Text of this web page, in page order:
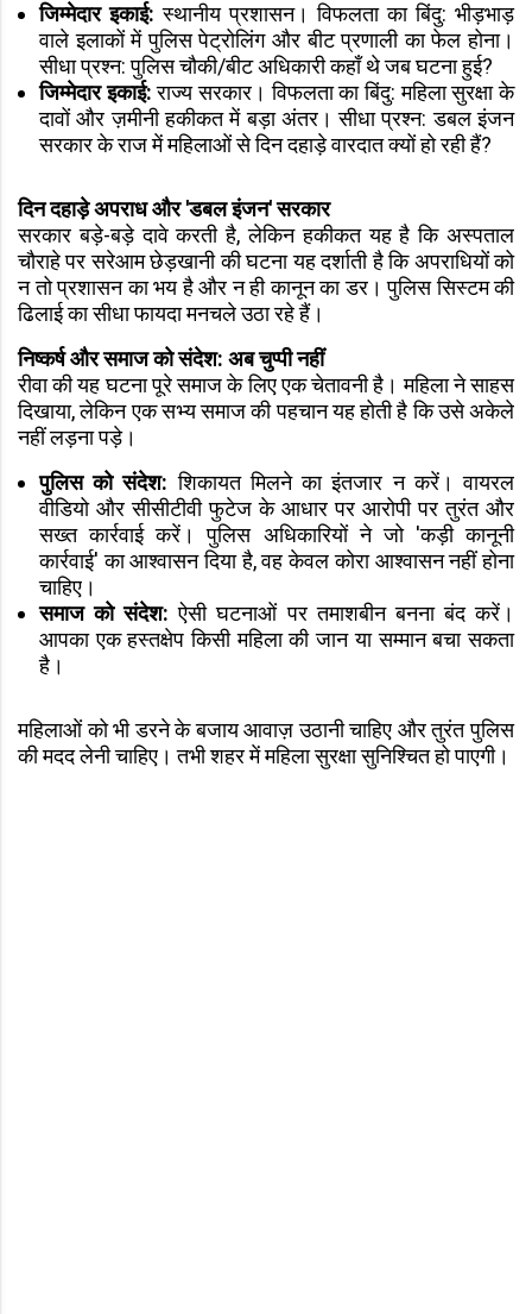
जिम्मेदार इकाई:स्थानीय प्रशासन। विफलता का बिंदु: भीड़भाड़
वाले इलाकों में पुलिस पेट्रोलिंग और बीट प्रणाली का फेल होना।
सीधा प्रश्न: पुलिस चौकी/बीट अधिकारी कहाँ थे जब घटना हुई?
जिम्मेदार इकाई:राज्य सरकार। विफलता का बिंदु: महिला सुरक्षा के
दावों और ज़मीनी हकीकत में बड़ा अंतर। सीधा प्रश्न: डबल इंजन
सरकार के राज में महिलाओं से दिन दहाड़े वारदात क्यों हो रही हैं?
दिन दहाड़े अपराध और 'डबल इंजन' सरकार
सरकार बड़े-बड़े दावे करती है, लेकिन हकीकत यह है कि अस्पताल
चौराहे पर सरेआम छेड़खानी की घटना यह दर्शाती है कि अपराधियों को
न तो प्रशासन का भय है और न ही कानून का डर। पुलिस सिस्टम की
ढिलाई का सीधा फायदा मनचले उठा रहे हैं।
निष्कर्ष और समाज को संदेश: अब चुप्पी नहीं
रीवा की यह घटना पूरे समाज के लिए एक चेतावनी है। महिला ने साहस
दिखाया, लेकिन एक सभ्य समाज की पहचान यह होती है कि उसे अकेले
नहीं लड़ना पड़े।
पुलिस को संदेश: शिकायत मिलने का इंतजार न करें। वायरल
वीडियो और सीसीटीवी फुटेज के आधार पर आरोपी पर तुरंत और
सख्त कार्रवाई करें। पुलिस अधिकारियों ने जो 'कड़ी कानूनी
कार्रवाई' का आश्वासन दिया है, वह केवल कोरा आश्वासन नहीं होना
चाहिए।
समाज को संदेश: ऐसी घटनाओं पर तमाशबीन बनना बंद करें।
आपका एक हस्तक्षेप किसी महिला की जान या सम्मान बचा सकता
है।
महिलाओं को भी डरने के बजाय आवाज़ उठानी चाहिए और तुरंत पुलिस
की मदद लेनी चाहिए। तभी शहर में महिला सुरक्षा सुनिश्चित हो पाएगी।